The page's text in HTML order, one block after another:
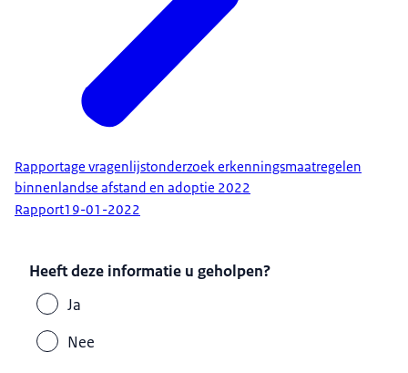
Rapportage vragenlijstonderzoek erkenningsmaatregelen
binnenlandse afstand en adoptie 2022
Rapport19-01-2022
Heeft deze informatie u geholpen?
Ja
Nee